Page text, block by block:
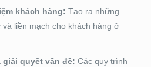
khách hàng: Tạo ra những
liền mạch cho khách hàng ở
giải quyết vấn đề: Các quy trình